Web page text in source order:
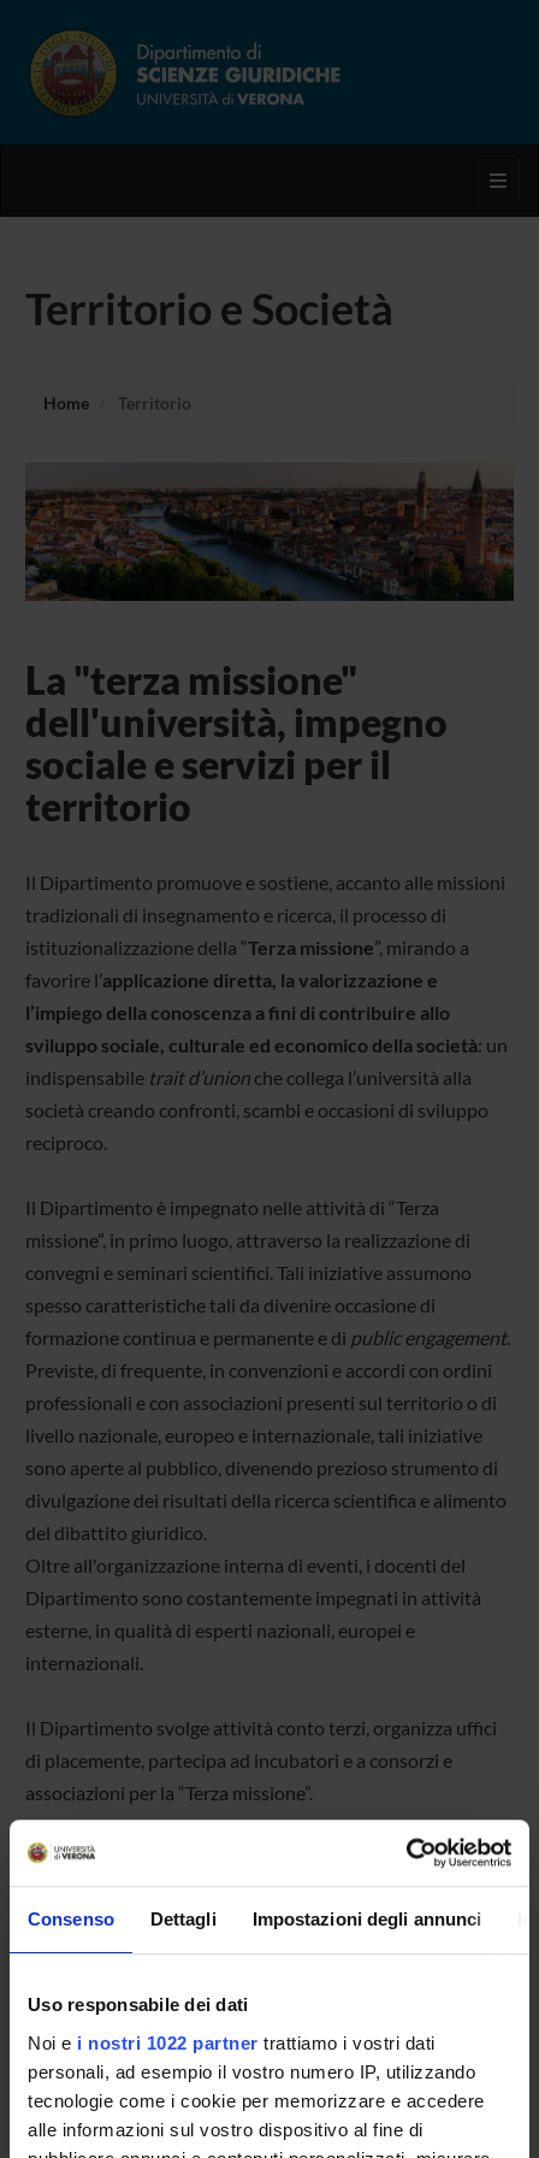
Consenso Dettagli Impostazioni degli annunci
Uso responsabile dei dati
Noi e i nostri 1022 partner trattiamo i vostri dati
personali, ad esempio il vostro numero IP, utilizzando
tecnologie come i cookie per memorizzare e accedere
alle informazioni sul vostro dispositivo al fine di
Territorio e Società
Home Territorio
La "terza missione"
dell'università, impegno
sociale e servizi per il
territorio
Il Dipartimento promuove e sostiene, accanto alle missioni
tradizionali di insegnamento e ricerca, il processo di
istituzionalizzazione della “Terza missione”, mirando a
favorire l’applicazione diretta, la valorizzazione e
l’impiego della conoscenza a fini di contribuire allo
sviluppo sociale, culturale ed economico della società: un
indispensabile trait d’unionche collega l’università alla
società creando confronti, scambi e occasioni di sviluppo
reciproco.
Il Dipartimento è impegnato nelle attività di “Terza
missione”, in primo luogo, attraverso la realizzazione di
convegni e seminari scientifici. Tali iniziative assumono
spesso caratteristiche tali da divenire occasione di
formazione continua e permanente e di public engagement.
Previste, di frequente, in convenzioni e accordi con ordini
professionali e con associazioni presenti sul territorio o di
livello nazionale, europeo e internazionale, tali iniziative
sono aperte al pubblico, divenendo prezioso strumento di
divulgazione dei risultati della ricerca scientifica e alimento
del dibattito giuridico.
Oltre all'organizzazione interna di eventi, i docenti del
Dipartimento sono costantemente impegnati in attività
esterne, in qualità di esperti nazionali, europei e
internazionali.
Il Dipartimento svolge attività conto terzi, organizza uffici
di placemente, partecipa ad incubatori e a consorzi e
associazioni per la “Terza missione”.
Cliniche Legali
Presso il Dipartimento sono operative le Cliniche Legali
realizzate in convenzione con l’Ordine degli Avvocati di
Eventi di PUBLIC ENGAGEMENT